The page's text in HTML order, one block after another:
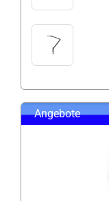
Angebote